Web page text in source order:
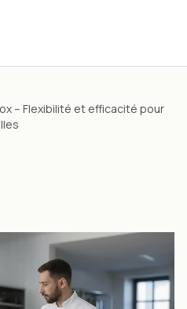
– Flexibilité et efficacité pour